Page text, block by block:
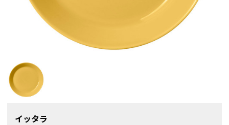
イッタラ